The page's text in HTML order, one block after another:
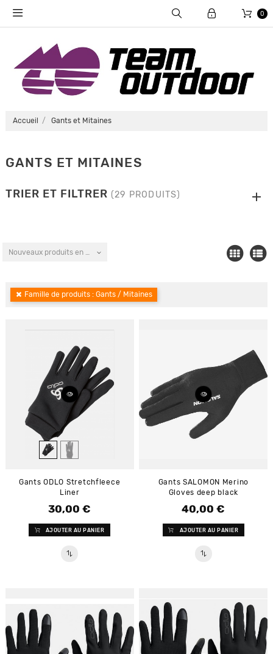
0
Accueil Gants et Mitaines
GANTS ET MITAINES
TRIER ET FILTRER (29 PRODUITS)
Nouveaux produits en premier
Famille de produits : Gants / Mitaines
Gants ODLO Stretchfleece
Liner
Prix
30,00 €
AJOUTER AU PANIER
Gants SALOMON Merino
Gloves deep black
Prix
40,00 €
AJOUTER AU PANIER